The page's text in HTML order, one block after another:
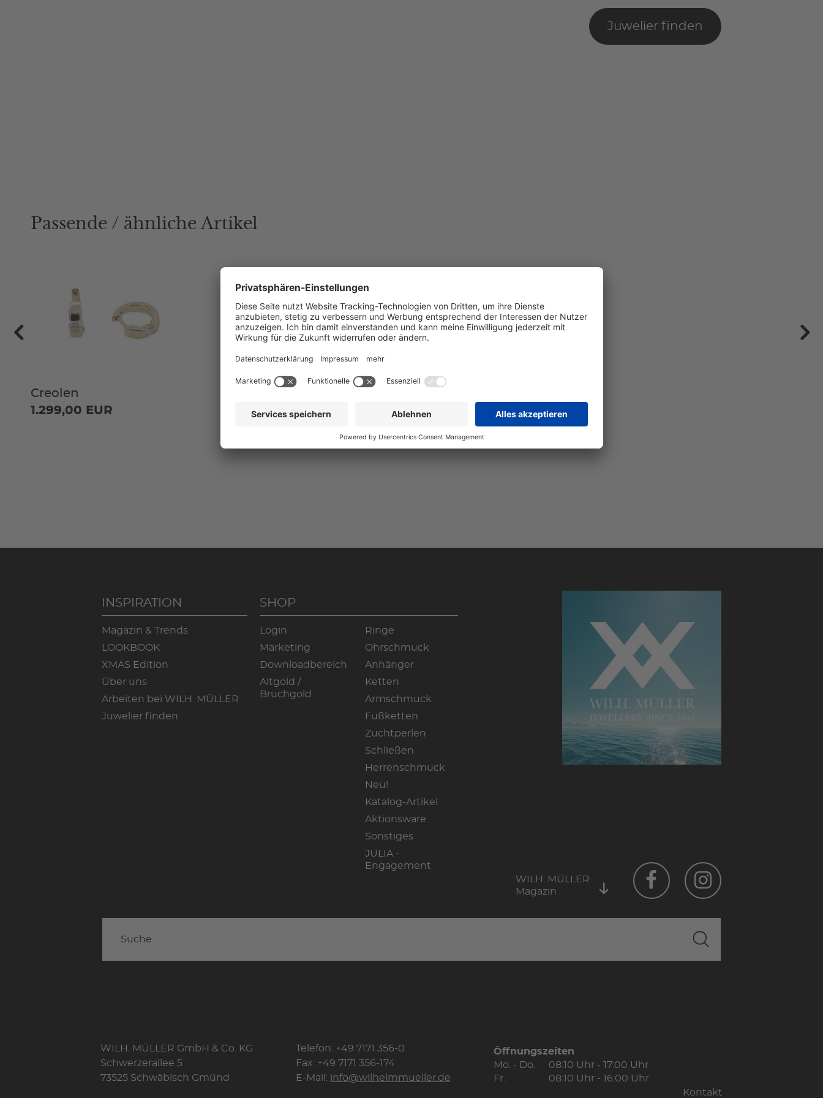
Juwelier finden
Passende / ähnliche Artikel
Creolen
1.299,00 EUR
INSPIRATION
Magazin & Trends
LOOKBOOK
XMAS Edition
Über uns
Arbeiten bei WILH. MÜLLER
Juwelier finden
SHOP
Login
Marketing
Downloadbereich
Altgold /
Bruchgold
Ringe
Ohrschmuck
Anhänger
Ketten
Armschmuck
Fußketten
Zuchtperlen
Schließen
Herrenschmuck
Neu!
Katalog-Artikel
Aktionsware
Sonstiges
JULIA -
Engagement
WILH. MÜLLER
Magazin
WILH. MÜLLER GmbH & Co. KG
Schwerzerallee 5
73525 Schwäbisch Gmünd
Telefon: +49 7171 356-0
Fax: +49 7171 356-174
E-Mail: info@wilhelmmueller.de
Öffnungszeiten
Mo. - Do.
08:10 Uhr - 17:00 Uhr
Fr.
08:10 Uhr - 16:00 Uhr
Kontakt